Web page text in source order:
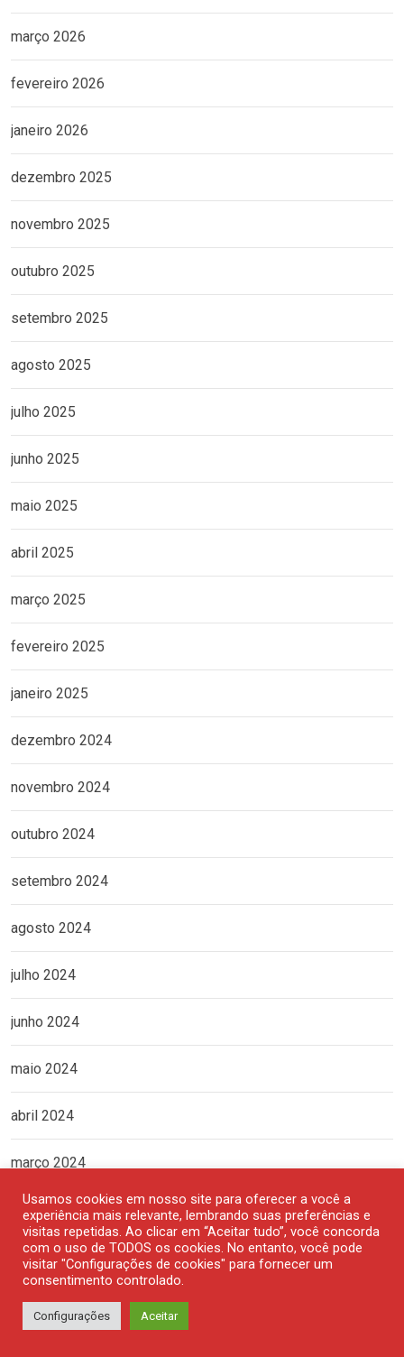
março 2026
fevereiro 2026
janeiro 2026
dezembro 2025
novembro 2025
outubro 2025
setembro 2025
agosto 2025
julho 2025
junho 2025
maio 2025
abril 2025
março 2025
fevereiro 2025
janeiro 2025
dezembro 2024
novembro 2024
outubro 2024
setembro 2024
agosto 2024
julho 2024
junho 2024
maio 2024
abril 2024
março 2024
fevereiro 2024
janeiro 2024
dezembro 2023
Usamos cookies em nosso site para oferecer a você a
experiência mais relevante, lembrando suas preferências e
visitas repetidas. Ao clicar em “Aceitar tudo”, você concorda
com o uso de TODOS os cookies. No entanto, você pode
visitar "Configurações de cookies" para fornecer um
consentimento controlado.
Configurações Aceitar